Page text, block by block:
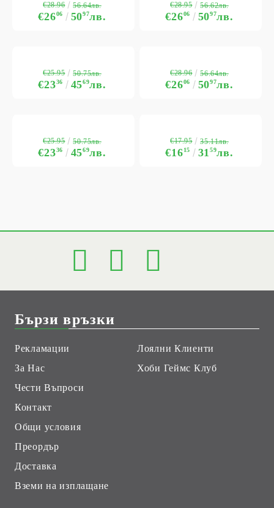
€2606 5097лв.
€28.96 56.64лв.
€2606 5097лв.
€28.95 56.62лв.
€2336 4569лв.
€25.95 50.75лв.
€2606 5097лв.
€28.96 56.64лв.
€2336 4569лв.
€25.95 50.75лв.
€1615 3159лв.
€17.95 35.11лв.
Бързи връзки
Рекламации
За Нас
Чести Въпроси
Контакт
Общи условия
Преордър
Доставка
Вземи на изплащане
Лоялни Клиенти
Хоби Геймс Клуб